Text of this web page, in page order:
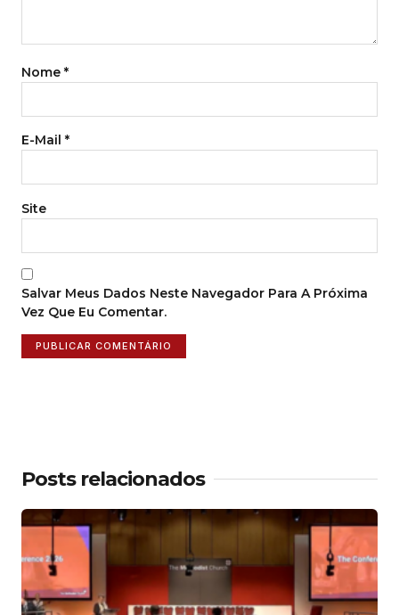
Nome *
E-Mail *
Site
Salvar Meus Dados Neste Navegador Para A Próxima
Vez Que Eu Comentar.
Posts relacionados